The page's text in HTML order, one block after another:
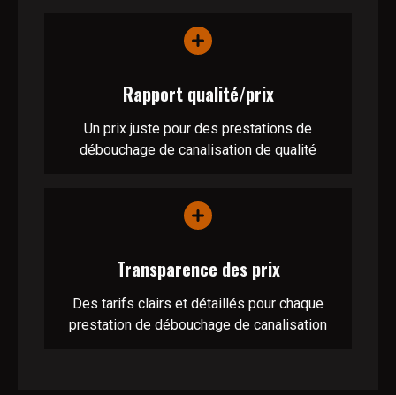
Rapport qualité/prix
Un prix juste pour des prestations de
débouchage de canalisation de qualité
Transparence des prix
Des tarifs clairs et détaillés pour chaque
prestation de débouchage de canalisation